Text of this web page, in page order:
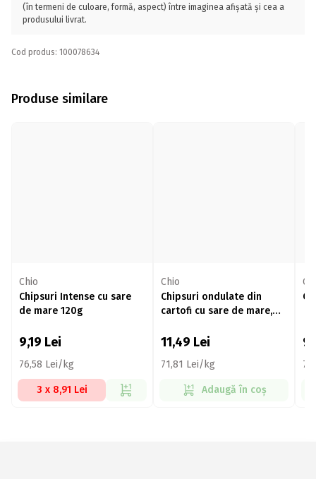
(în termeni de culoare, formă, aspect) între imaginea afișată și cea a
produsului livrat.
Cod produs: 100078634
Produse similare
Chio
Chipsuri Intense cu sare
de mare 120g
9,19 Lei
76,58 Lei/kg
3 x 8,91 Lei
Chio
Chipsuri ondulate din
cartofi cu sare de mare,
11,49 Lei
71,81 Lei/kg
Adaugă în coș